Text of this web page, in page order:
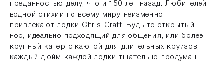
преданностью делу, что и 150 лет назад. Любителей
водной стихии по всему миру неизменно
привлекают лодки Chris-Craft. Будь то открытый
нос, идеально подходящий для общения, или более
крупный катер с каютой для длительных круизов,
каждый дюйм каждой лодки тщательно продуман.